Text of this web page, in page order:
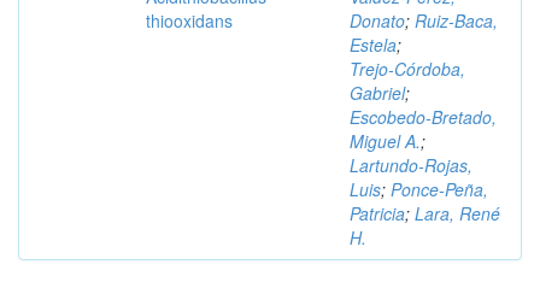
thiooxidans
Donato; Ruiz‑Baca,
Estela;
Trejo‑Córdoba,
Gabriel;
Escobedo‑Bretado,
Miguel A.;
Lartundo‑Rojas,
Luis; Ponce‑Peña,
Patricia; Lara, René
H.